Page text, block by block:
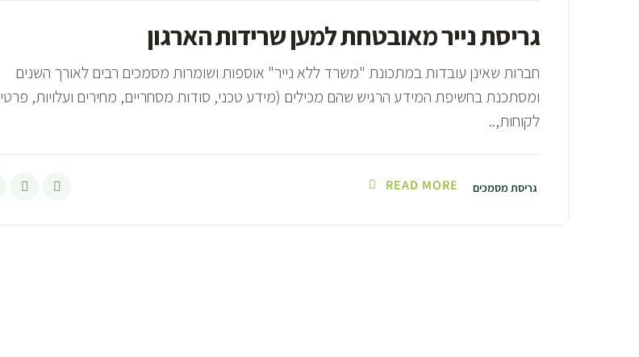
גריסת נייר מאובטחת למען שרידות הארגון
חברות שאינן עובדות במתכונת "משרד ללא נייר" אוספות ושומרות מסמכים רבים לאורך השנים
ומסתכנת בחשיפת המידע הרגיש שהם מכילים (מידע טכני, סודות מסחריים, מחירים ועלויות, פרטי
לקוחות,..
גריסת מסמכים READ MORE